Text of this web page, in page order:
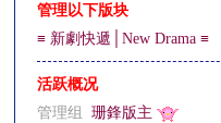
管理以下版块
≡ 新劇快遞│New Drama ≡
活跃概况
管理组珊鋒版主